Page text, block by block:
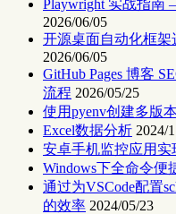
Playwright 实战指南
2026/06/05
开源桌面自动化框
2026/06/05
GitHub Pages 博客
流程 2026/05/25
使用pyenv创建多版
Excel数据分析 2024/
安卓手机监控应用实
Windows下全命令便
通过为VSCode配置
的效率 2024/05/23